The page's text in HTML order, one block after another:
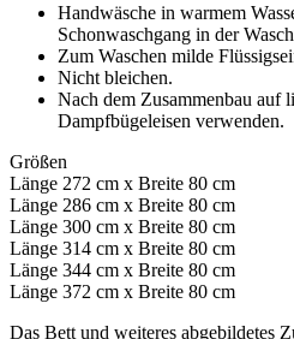
Handwäsche in warmem
Schonwaschgang in der
Zum Waschen milde
Nicht bleichen.
Nach dem Zusammenbau auf
Dampfbügeleisen verwenden.
Größen
Länge 272 cm x Breite 80 cm
Länge 286 cm x Breite 80 cm
Länge 300 cm x Breite 80 cm
Länge 314 cm x Breite 80 cm
Länge 344 cm x Breite 80 cm
Länge 372 cm x Breite 80 cm
Das Bett und weiteres abgebildetes